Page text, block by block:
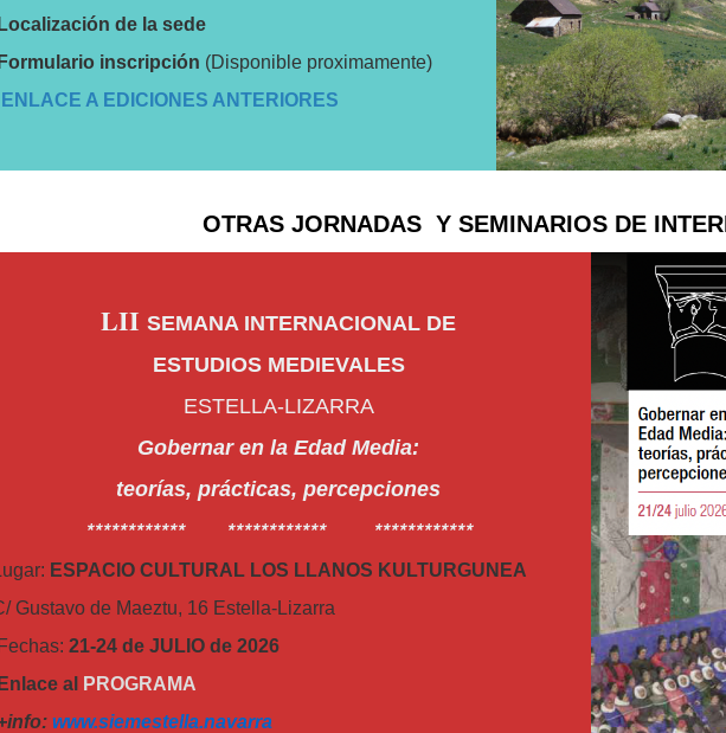
de la sede
inscripción (Disponible proximamente)
ENLACE A EDICIONES ANTERIORES
OTRAS JORNADAS Y SEMINARIOS DE
LII SEMANA INTERNACIONAL DE
ESTUDIOS MEDIEVALES
ESTELLA-LIZARRA
Gobernar en la Edad Media:
teorías, prácticas, percepciones
************ ************ ************
ESPACIO CULTURAL LOS LLANOS KULTURGUNEA
Gustavo de Maeztu, 16 Estella-Lizarra
21-24 de JULIO de 2026
al
PROGRAMA
www.siemestella.navarra